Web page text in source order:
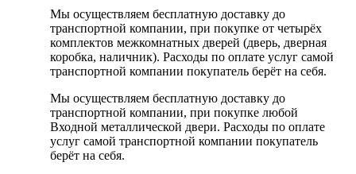
Мы осуществляем бесплатную доставку до
транспортной компании, при покупке от четырёх
комплектов межкомнатных дверей (дверь, дверная
коробка, наличник). Расходы по оплате услуг самой
транспортной компании покупатель берёт на себя.
Мы осуществляем бесплатную доставку до
транспортной компании, при покупке любой
Входной металлической двери. Расходы по оплате
услуг самой транспортной компании покупатель
берёт на себя.